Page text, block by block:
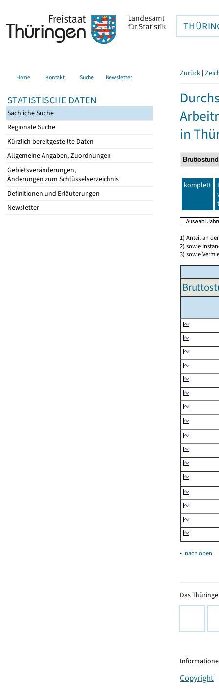
Home Kontakt Suche Newsletter
STATISTISCHE DATEN
Sachliche Suche
Regionale Suche
Kürzlich bereitgestellte Daten
Allgemeine Angaben, Zuordnungen
Gebietsveränderungen,
Änderungen zum Schlüsselverzeichnis
Definitionen und Erläuterungen
Newsletter
Zurück |
in
komplett
1) Anteil an
2) sowie
3) sowie
▴ nach oben
Das
Copyright